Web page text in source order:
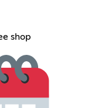
shop